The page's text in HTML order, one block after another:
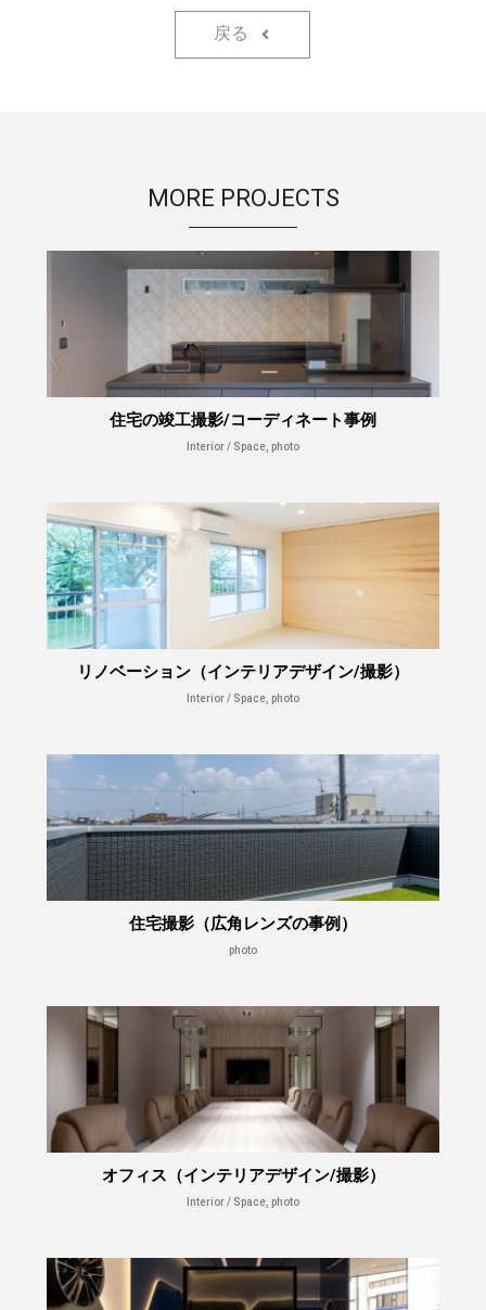
戻る
MORE PROJECTS
住宅の竣工撮影/コーディネート事例
Interior / Space, photo
リノベーション（インテリアデザイン/撮影）
Interior / Space, photo
住宅撮影（広角レンズの事例）
photo
オフィス（インテリアデザイン/撮影）
Interior / Space, photo